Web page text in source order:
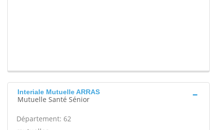
Interiale Mutuelle ARRAS
Mutuelle Santé Sénior
Département: 62